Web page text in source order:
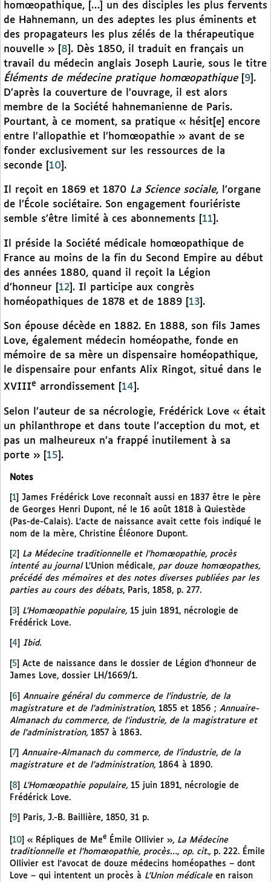
homœopathique, […] un des disciples les plus fervents
de Hahnemann, un des adeptes les plus éminents et
des propagateurs les plus zélés de la thérapeutique
nouvelle »
8 . Dès 1850, il traduit en français un
travail du médecin anglais Joseph Laurie, sous le titre
Éléments de médecine pratique homœopathique[ 9 .
D’après la couverture de l’ouvrage, il est alors
membre de la Société hahnemanienne de Paris.
Pourtant, à ce moment, sa pratique « hésit[e] encore
entre l’allopathie et l’homœopathie » avant de se
fonder exclusivement sur les ressources de la
seconde
10 .
Il reçoit en 1869 et 1870 La Science sociale, l’organe
de l’École sociétaire. Son engagement fouriériste
semble s’être limité à ces abonnements
11 .
Il préside la Société médicale homœopathique de
France au moins de la fin du Second Empire au début
des années 1880, quand il reçoit la Légion
d’honneur
12 . Il participe aux congrès
homéopathiques de 1878 et de 1889
13 .
Son épouse décède en 1882. En 1888, son fils James
Love, également médecin homéopathe, fonde en
mémoire de sa mère un dispensaire homéopathique,
le dispensaire pour enfants Alix Ringot, situé dans le
XVIIIe arrondissement 14 .
Selon l’auteur de sa nécrologie, Frédérick Love « était
un philanthrope et dans toute l’acception du mot, et
pas un malheureux n’a frappé inutilement à sa
porte »
15 .
Notes
[1] James Frédérick Love reconnaît aussi en 1837 être le père
de Georges Henri Dupont, né le 16 août 1818 à Quiestède
(Pas-de-Calais). L’acte de naissance avait cette fois indiqué le
nom de la mère, Christine Éléonore Dupont.
2
La Médecine traditionnelle et l’homœopathie, procès
intenté au journal L’Union médicale, par douze homœopathes,
précédé des mémoires et des notes diverses publiées par les
parties au cours des débats, Paris, 1858, p. 277.
[3] L’Homœopathie populaire, 15 juin 1891, nécrologie de
Frédérick Love.
4 Ibid.
5
Acte de naissance dans le dossier de Légion d’honneur de
James Love, dossier LH/1669/1.
[6] Annuaire général du commerce de l’industrie, de la
magistrature et de l’administration, 1855 et 1856 ; Annuaire-
Almanach du commerce, de l’industrie, de la magistrature et
de l’administration, 1857 à 1863.
7
Annuaire-Almanach du commerce, de l’industrie, de la
magistrature et de l’administration, 1864 à 1890.
[8] L’Homœopathie populaire, 15 juin 1891, nécrologie de
Frédérick Love.
9 Paris, J.-B. Baillière, 1850, 31 p.
[10] « Répliques de Mee Émile Ollivier », La Médecine
traditionnelle et l’homœopathie, procès…, op. cit., p. 222. Émile
Ollivier est l’avocat de douze médecins homéopathes – dont
Love – qui intentent un procès à L’Union médicaleen raison